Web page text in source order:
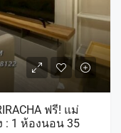
ฟรี! แม่
: 1 ห้องนอน 35